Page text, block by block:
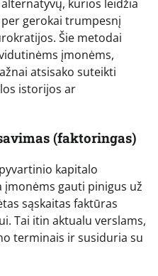
kurios leidžia
gerokai trumpesnį
Šie metodai
įmonėms,
atsisako suteikti
istorijos ar
(faktoringas)
kapitalo
gauti pinigus už
sąskaitas faktūras
Tai itin aktualu verslams,
terminais ir susiduria su